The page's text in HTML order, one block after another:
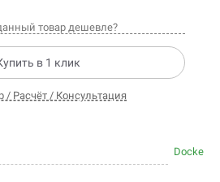
товар дешевле?
в 1 клик
/ Расчёт / Консультация
Docke